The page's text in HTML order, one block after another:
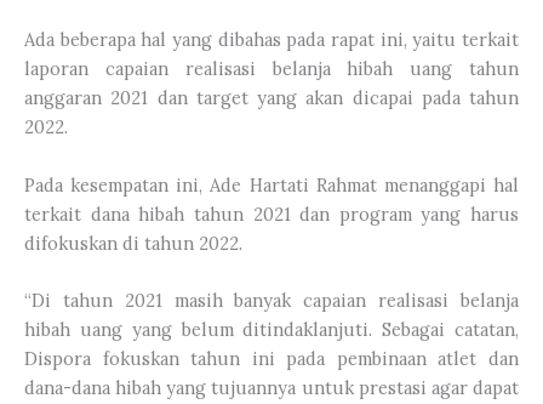
Ada beberapa hal yang dibahas pada rapat ini, yaitu terkait
laporan capaian realisasi belanja hibah uang tahun
anggaran 2021 dan target yang akan dicapai pada tahun
2022.
Pada kesempatan ini, Ade Hartati Rahmat menanggapi hal
terkait dana hibah tahun 2021 dan program yang harus
difokuskan di tahun 2022.
“Di tahun 2021 masih banyak capaian realisasi belanja
hibah uang yang belum ditindaklanjuti. Sebagai catatan,
Dispora fokuskan tahun ini pada pembinaan atlet dan
dana-dana hibah yang tujuannya untuk prestasi agar dapat